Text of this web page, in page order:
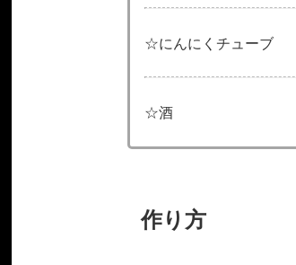
☆にんにくチューブ
☆酒
作り方